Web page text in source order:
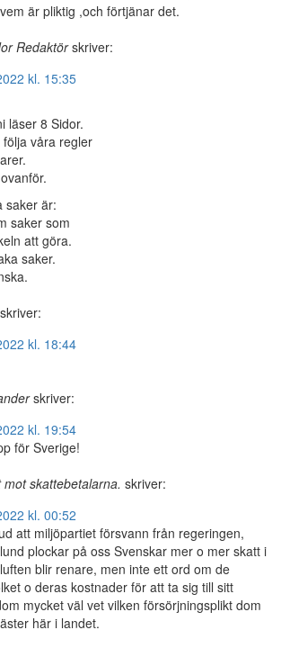
är pliktig ,och förtjänar det.
Redaktör skriver:
kl. 15:35
läser 8 Sidor.
våra regler
saker är:
saker som
att göra.
saker.
skriver:
kl. 18:44
skriver:
kl. 19:54
för Sverige!
mot skattebetalarna. skriver:
kl. 00:52
att miljöpartiet försvann från regeringen,
plockar på oss Svenskar mer o mer skatt i
blir renare, men inte ett ord om de
o deras kostnader för att ta sig till sitt
mycket väl vet vilken försörjningsplikt dom
här i landet.